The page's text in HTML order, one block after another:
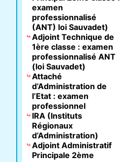
examen
professionnalisé
(ANT) loi Sauvadet)
Adjoint Technique de
1ère classe : examen
professionnalisé ANT
(loi Sauvadet)
Attaché
d’Administration de
l’Etat : examen
professionnel
IRA (Instituts
Régionaux
d’Administration)
Adjoint Administratif
Principale 2ème